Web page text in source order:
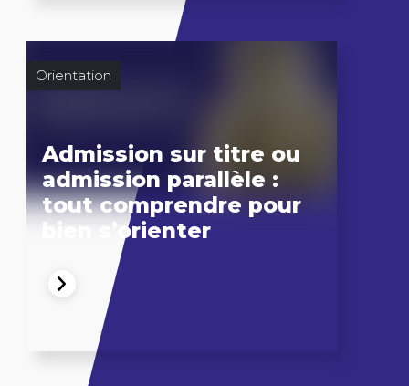
Orientation
Admission sur titre ou
admission parallèle :
tout comprendre pour
bien s’orienter